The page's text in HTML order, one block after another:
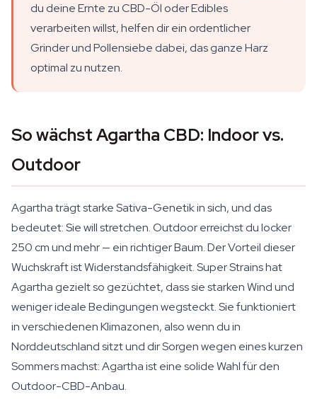
du deine Ernte zu CBD-Öl oder Edibles
verarbeiten willst, helfen dir ein ordentlicher
Grinder und Pollensiebe dabei, das ganze Harz
optimal zu nutzen.
So wächst Agartha CBD: Indoor vs.
Outdoor
Agartha trägt starke Sativa-Genetik in sich, und das
bedeutet: Sie will stretchen. Outdoor erreichst du locker
250 cm und mehr — ein richtiger Baum. Der Vorteil dieser
Wuchskraft ist Widerstandsfähigkeit. Super Strains hat
Agartha gezielt so gezüchtet, dass sie starken Wind und
weniger ideale Bedingungen wegsteckt. Sie funktioniert
in verschiedenen Klimazonen, also wenn du in
Norddeutschland sitzt und dir Sorgen wegen eines kurzen
Sommers machst: Agartha ist eine solide Wahl für den
Outdoor-CBD-Anbau.